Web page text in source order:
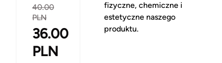
40.00
PLN
36.00
PLN
fizyczne, chemiczne i
estetyczne naszego
produktu.